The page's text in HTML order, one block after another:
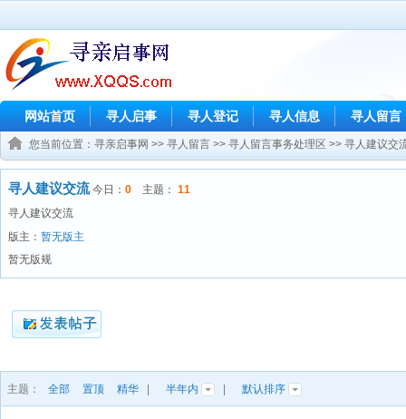
网站首页 寻人启事 寻人登记 寻人信息 寻人留言
您当前位置： 寻亲启事网 >> 寻人留言 >> 寻人留言事务处理区 >> 寻人建议交
寻人建议交流今日： 0 主题： 11
寻人建议交流
版主： 暂无版主
暂无版规
主题： 全部 置顶 精华 半年内 默认排序